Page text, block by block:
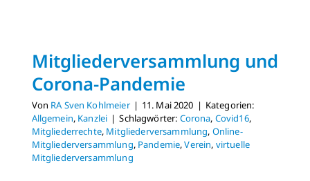
Mitgliederversammlung und
Corona-Pandemie
Von RA Sven Kohlmeier | 11. Mai 2020 | Kategorien:
Allgemein, Kanzlei | Schlagwörter: Corona, Covid16,
Mitgliederrechte, Mitgliederversammlung, Online-
Mitgliederversammlung, Pandemie,Verein, virtuelle
Mitgliederversammlung